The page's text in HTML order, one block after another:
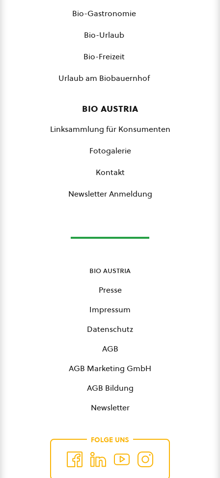
Bio-Gastronomie
Bio-Urlaub
Bio-Freizeit
Urlaub am Biobauernhof
bio austria
Linksammlung für Konsumenten
Fotogalerie
Kontakt
Newsletter Anmeldung
bio austria
Presse
Impressum
Datenschutz
AGB
AGB Marketing GmbH
AGB Bildung
Newsletter
FOLGE UNS